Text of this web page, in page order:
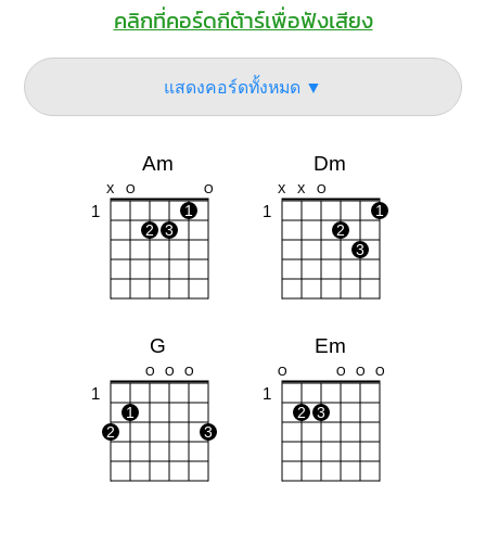
คลิกที่คอร์ดกีต้าร์เพื่อฟังเสียง
แสดงคอร์ดทั้งหมด ▼
Am
X O O
1
1
2
3
Dm
X X O
1
1
2
3
G
O O O
1
1
2
3
Em
O O O O
1
2 3